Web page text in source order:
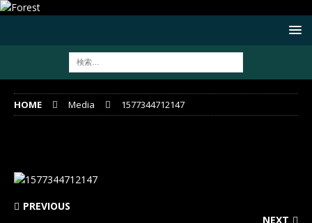
HOME Media 1577344712147
PREVIOUS
NEXT